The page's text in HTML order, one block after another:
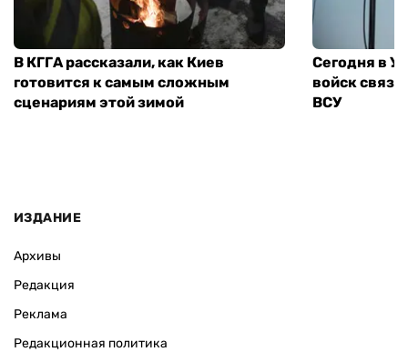
В КГГА рассказали, как Киев
готовится к самым сложным
сценариям этой зимой
Сегодня в
войск
ВСУ
ИЗДАНИЕ
Архивы
Редакция
Реклама
Редакционная политика